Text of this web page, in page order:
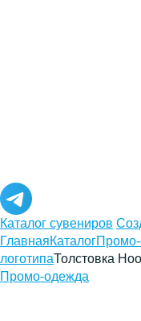
Каталог сувениров
ГлавнаяКаталог
логотипаТолстовка
Промо-одежда